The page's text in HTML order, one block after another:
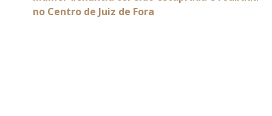
no Centro de Juiz de Fora